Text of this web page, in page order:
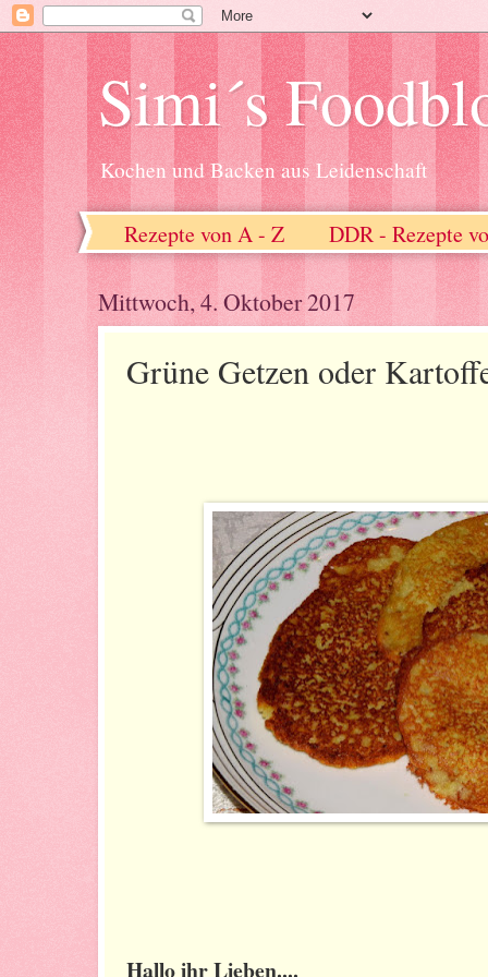
Simi´s
Kochen und Backen aus Leidenschaft
Rezepte von A - Z DDR - Rezepte
Mittwoch, 4. Oktober 2017
Grüne Getzen oder
Hallo ihr Lieben....